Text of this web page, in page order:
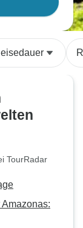
TourRadar